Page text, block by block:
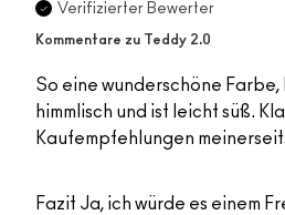
Verifizierter Bewerter
Kommentare zu Teddy 2.0
So eine wunderschöne
himmlisch und ist leicht süß.
Kaufempfehlungen
Fazit Ja, ich würde es einem